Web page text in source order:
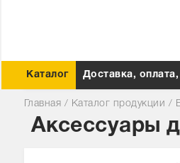
Главная / Каталог продукции /
Аксессуары
Каталог Доставка,